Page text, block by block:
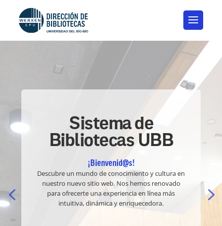
Sistema de
Bibliotecas UBB
¡Bienvenid@s!
Descubre un mundo de conocimiento y cultura en
nuestro nuevo sitio web. Nos hemos renovado
para ofrecerte una experiencia en línea más
intuitiva, dinámica y enriquecedora.